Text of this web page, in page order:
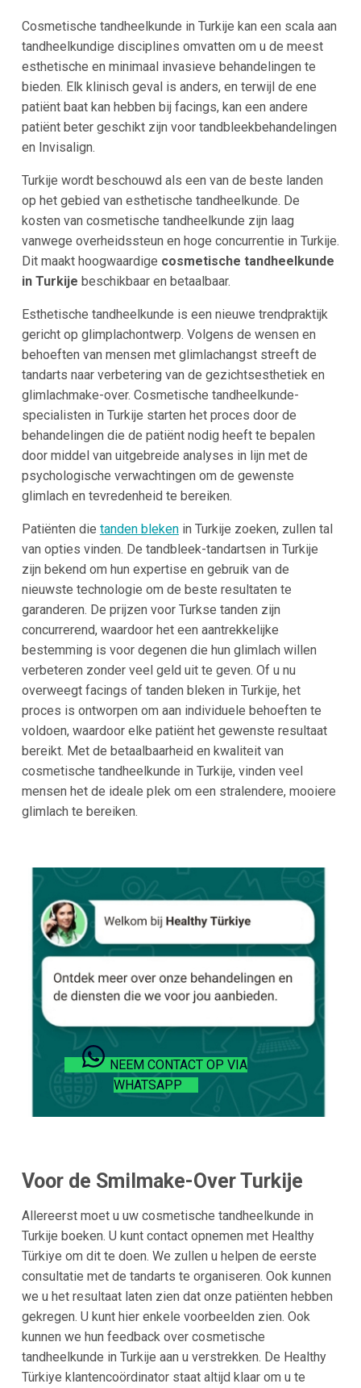
Cosmetische tandheelkunde in Turkije kan een scala aan
tandheelkundige disciplines omvatten om u de meest
esthetische en minimaal invasieve behandelingen te
bieden. Elk klinisch geval is anders, en terwijl de ene
patiënt baat kan hebben bij facings, kan een andere
patiënt beter geschikt zijn voor tandbleekbehandelingen
en Invisalign.
Turkije wordt beschouwd als een van de beste landen
op het gebied van esthetische tandheelkunde. De
kosten van cosmetische tandheelkunde zijn laag
vanwege overheidssteun en hoge concurrentie in Turkije.
Dit maakt hoogwaardige cosmetische tandheelkunde
in Turkije beschikbaar en betaalbaar.
Esthetische tandheelkunde is een nieuwe trendpraktijk
gericht op glimplachontwerp. Volgens de wensen en
behoeften van mensen met glimlachangst streeft de
tandarts naar verbetering van de gezichtsesthetiek en
glimlachmake-over. Cosmetische tandheelkunde-
specialisten in Turkije starten het proces door de
behandelingen die de patiënt nodig heeft te bepalen
door middel van uitgebreide analyses in lijn met de
psychologische verwachtingen om de gewenste
glimlach en tevredenheid te bereiken.
Patiënten die tanden blekenin Turkije zoeken, zullen tal
van opties vinden. De tandbleek-tandartsen in Turkije
zijn bekend om hun expertise en gebruik van de
nieuwste technologie om de beste resultaten te
garanderen. De prijzen voor Turkse tanden zijn
concurrerend, waardoor het een aantrekkelijke
bestemming is voor degenen die hun glimlach willen
verbeteren zonder veel geld uit te geven. Of u nu
overweegt facings of tanden bleken in Turkije, het
proces is ontworpen om aan individuele behoeften te
voldoen, waardoor elke patiënt het gewenste resultaat
bereikt. Met de betaalbaarheid en kwaliteit van
cosmetische tandheelkunde in Turkije, vinden veel
mensen het de ideale plek om een stralendere, mooiere
glimlach te bereiken.
NEEM CONTACT OP VIA
WHATSAPP
Voor de Smilmake-Over Turkije
Allereerst moet u uw cosmetische tandheelkunde in
Turkije boeken. U kunt contact opnemen met Healthy
Türkiye om dit te doen. We zullen u helpen de eerste
consultatie met de tandarts te organiseren. Ook kunnen
we u het resultaat laten zien dat onze patiënten hebben
gekregen. U kunt hier enkele voorbeelden zien. Ook
kunnen we hun feedback over cosmetische
tandheelkunde in Turkije aan u verstrekken. De Healthy
Türkiye klantencoördinator staat altijd klaar om u te